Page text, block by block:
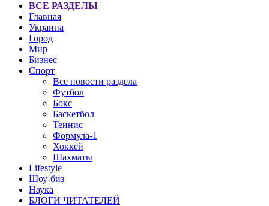
ВСЕ РАЗДЕЛЫ
Главная
Украина
Город
Мир
Бизнес
Спорт
Все новости раздела
Футбол
Бокс
Баскетбол
Теннис
Формула-1
Хоккей
Шахматы
Lifestyle
Шоу-биз
Наука
БЛОГИ ЧИТАТЕЛЕЙ